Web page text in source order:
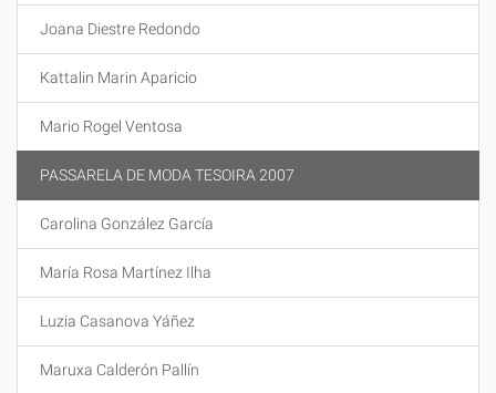
Joana Diestre Redondo
Kattalin Marin Aparicio
Mario Rogel Ventosa
PASSARELA DE MODA TESOIRA 2007
Carolina González García
María Rosa Martínez Ilha
Luzia Casanova Yáñez
Maruxa Calderón Pallín